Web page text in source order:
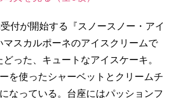
付が開始する『スノースノー・アイ
マスカルポーネのアイスクリームで
った、キュートなアイスケーキ。
を使ったシャーベットとクリームチ
なっている。台座にはパッションフ